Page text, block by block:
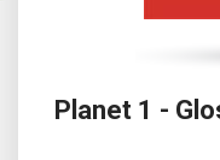
Planet 1 -